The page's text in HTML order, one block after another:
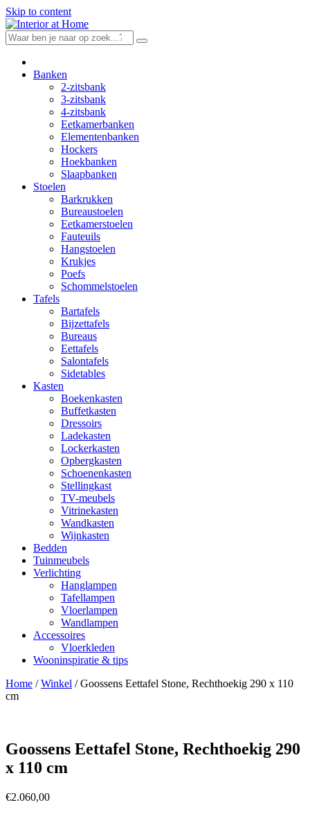
Skip to content
Banken
2-zitsbank
3-zitsbank
4-zitsbank
Eetkamerbanken
Elementenbanken
Hockers
Hoekbanken
Slaapbanken
Stoelen
Barkrukken
Bureaustoelen
Eetkamerstoelen
Fauteuils
Hangstoelen
Krukjes
Poefs
Schommelstoelen
Tafels
Bartafels
Bijzettafels
Bureaus
Eettafels
Salontafels
Sidetables
Kasten
Boekenkasten
Buffetkasten
Dressoirs
Ladekasten
Lockerkasten
Opbergkasten
Schoenenkasten
Stellingkast
TV-meubels
Vitrinekasten
Wandkasten
Wijnkasten
Bedden
Tuinmeubels
Verlichting
Hanglampen
Tafellampen
Vloerlampen
Wandlampen
Accessoires
Vloerkleden
Wooninspiratie & tips
Home /Winkel /Goossens Eettafel Stone, Rechthoekig 290 x 110
cm
Goossens Eettafel Stone, Rechthoekig 290
x 110 cm
€2.060,00